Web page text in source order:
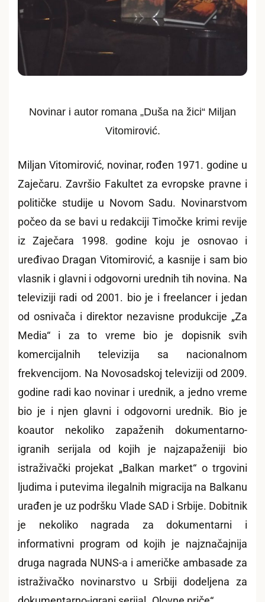
Novinar i autor romana „Duša na žici“ Miljan
Vitomirović.
Miljan Vitomirović, novinar, rođen 1971. godine u
Zaječaru. Završio Fakultet za evropske pravne i
političke studije u Novom Sadu. Novinarstvom
počeo da se bavi u redakciji Timočke krimi revije
iz Zaječara 1998. godine koju je osnovao i
uređivao Dragan Vitomirović, a kasnije i sam bio
vlasnik i glavni i odgovorni urednih tih novina. Na
televiziji radi od 2001. bio je i freelancer i jedan
od osnivača i direktor nezavisne produkcije „Za
Media“ i za to vreme bio je dopisnik svih
komercijalnih televizija sa nacionalnom
frekvencijom. Na Novosadskoj televiziji od 2009.
godine radi kao novinar i urednik, a jedno vreme
bio je i njen glavni i odgovorni urednik. Bio je
koautor nekoliko zapaženih dokumentarno-
igranih serijala od kojih je najzapaženiji bio
istraživački projekat „Balkan market“ o trgovini
ljudima i putevima ilegalnih migracija na Balkanu
urađen je uz podršku Vlade SAD i Srbije. Dobitnik
je nekoliko nagrada za dokumentarni i
informativni program od kojih je najznačajnija
druga nagrada NUNS-a i američke ambasade za
istraživačko novinarstvo u Srbiji dodeljena za